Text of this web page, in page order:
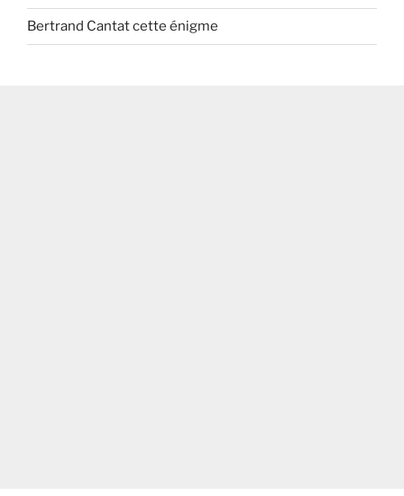
Bertrand Cantat cette énigme